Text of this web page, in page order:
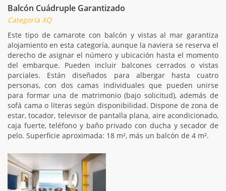
Balcón Cuádruple Garantizado
Categoría XQ
Este tipo de camarote con balcón y vistas al mar garantiza
alojamiento en esta categoría, aunque la naviera se reserva el
derecho de asignar el número y ubicación hasta el momento
del embarque. Pueden incluir balcones cerrados o vistas
parciales. Están diseñados para albergar hasta cuatro
personas, con dos camas individuales que pueden unirse
para formar una de matrimonio (bajo solicitud), además de
sofá cama o literas según disponibilidad. Dispone de zona de
estar, tocador, televisor de pantalla plana, aire acondicionado,
caja fuerte, teléfono y baño privado con ducha y secador de
pelo. Superficie aproximada: 18 m², más un balcón de 4 m².